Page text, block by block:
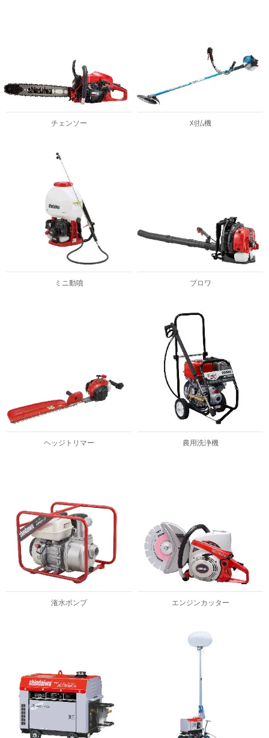
チェンソー 刈払機
ミニ動噴 ブロワ
ヘッジトリマー 農用洗浄機
潅水ポンプ エンジンカッター